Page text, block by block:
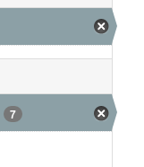
7